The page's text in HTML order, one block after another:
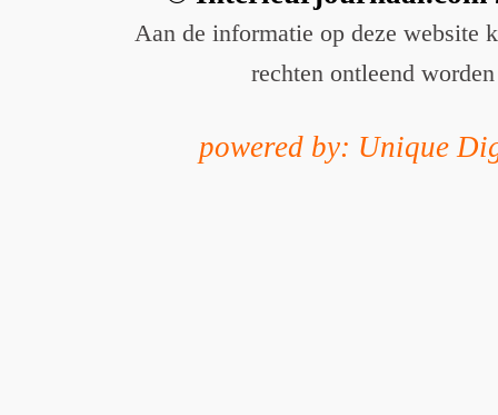
Aan de informatie op deze website
rechten ontleend worden
powered by: Unique